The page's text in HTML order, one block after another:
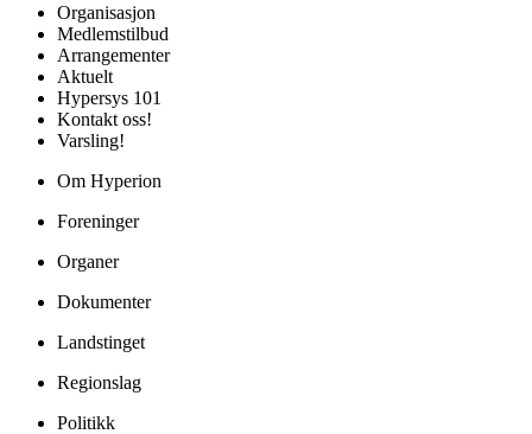
Organisasjon
Medlemstilbud
Arrangementer
Aktuelt
Hypersys 101
Kontakt oss!
Varsling!
Om Hyperion
Foreninger
Organer
Dokumenter
Landstinget
Regionslag
Politikk